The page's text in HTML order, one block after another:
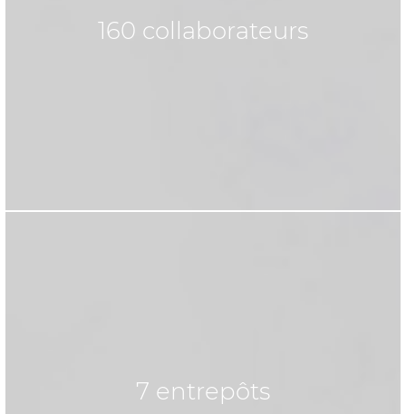
160 collaborateurs
7 entrepôts